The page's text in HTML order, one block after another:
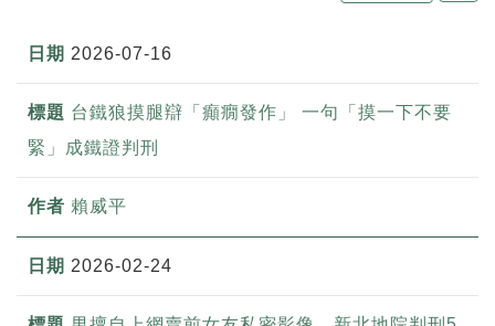
2026-07-16
台鐵狼摸腿辯「癲癇發作」 一句「摸一下不要
緊」成鐵證判刑
賴威平
2026-02-24